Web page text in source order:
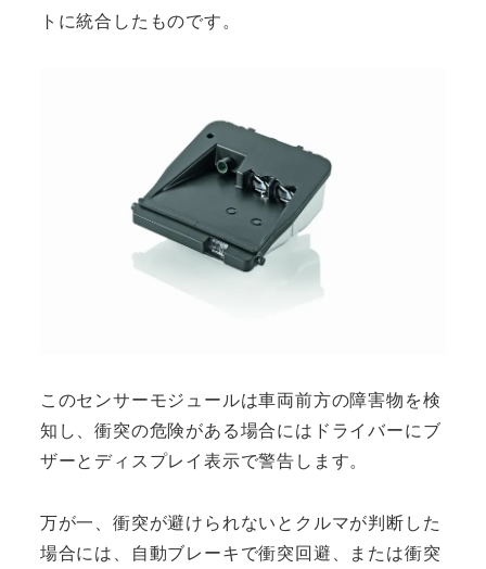
トに統合したものです。
このセンサーモジュールは車両前方の障害物を検
知し、衝突の危険がある場合にはドライバーにブ
ザーとディスプレイ表示で警告します。
万が一、衝突が避けられないとクルマが判断した
場合には、自動ブレーキで衝突回避、または衝突